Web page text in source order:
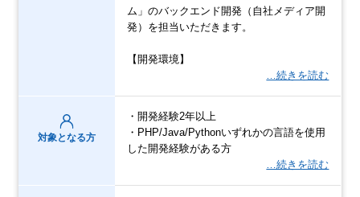
ム」のバックエンド開発（自社メディア開
発）を担当いただきます。
【開発環境】
…続きを読む
対象となる方
・開発経験2年以上
・PHP/Java/Pythonいずれかの言語を使用
した開発経験がある方
…続きを読む